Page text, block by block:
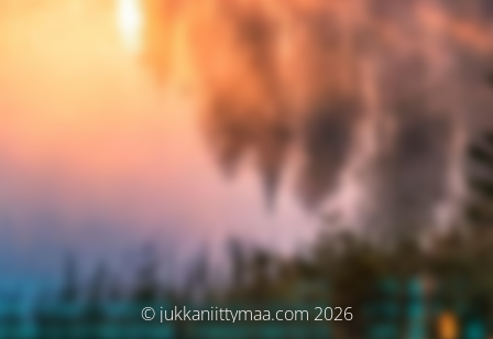
© jukkaniittymaa.com 2026